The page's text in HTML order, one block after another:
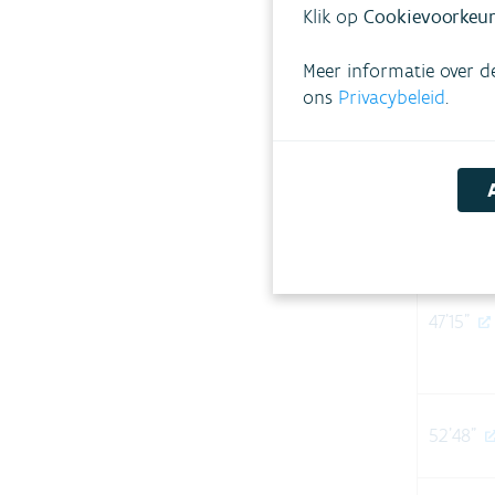
31'20"
47'15"
52'48"
Klik op
Meer informatie over
ons Privacybeleid.